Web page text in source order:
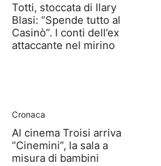
Totti, stoccata di Ilary
Blasi: “Spende tutto al
Casinò”. I conti dell’ex
attaccante nel mirino
Cronaca
Al cinema Troisi arriva
“Cinemini”, la sala a
misura di bambini